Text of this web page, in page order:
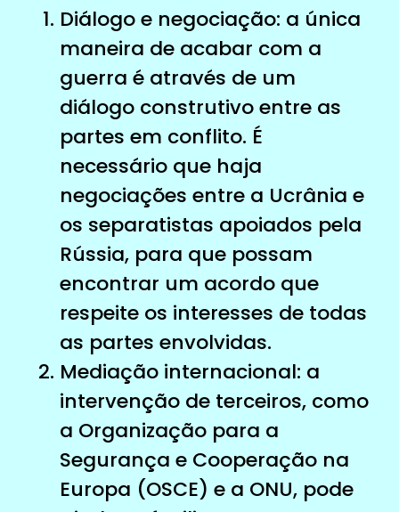
Diálogo e negociação: a única
maneira de acabar com a
guerra é através de um
diálogo construtivo entre as
partes em conflito. É
necessário que haja
negociações entre a Ucrânia e
os separatistas apoiados pela
Rússia, para que possam
encontrar um acordo que
respeite os interesses de todas
as partes envolvidas.
Mediação internacional: a
intervenção de terceiros, como
a Organização para a
Segurança e Cooperação na
Europa (OSCE) e a ONU, pode